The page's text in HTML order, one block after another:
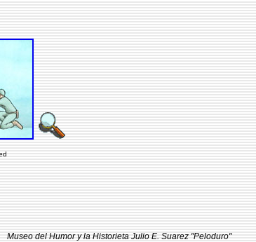
Museo del Humor y la Historieta Julio E. Suarez "Peloduro"